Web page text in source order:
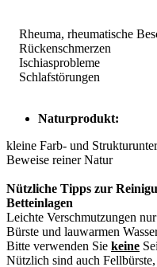
Rheuma, rheumatische
Rückenschmerzen
Ischiasprobleme
Schlafstörungen
Naturprodukt:
kleine Farb- und
Beweise reiner Natur
Nützliche Tipps zur
Betteinlagen
Leichte Verschmutzungen
Bürste und lauwarmen
Bitte verwenden Sie keine
Nützlich sind auch